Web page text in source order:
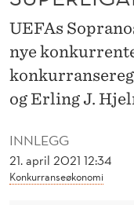
A
N
G
N
G
S
INNLEGG
21. april 2021 12:34
Konkurranseøkonomi
UEFAs
nye
og Erling J.